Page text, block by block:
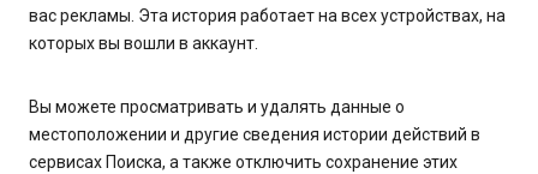
вас рекламы. Эта история работает на всех устройствах, на
которых вы вошли в аккаунт.
Вы можете просматривать и удалять данные о
местоположении и другие сведения истории действий в
сервисах Поиска, а также отключить сохранение этих